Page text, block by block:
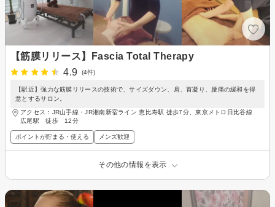
【筋膜リリース】Fascia Total Therapy
4.9
(4件)
【駅近】強力な筋膜リリースの技術で、サイズダウン、肩、首凝り、腰痛の緩和を得
意とするサロン。
アクセス：JR山手線・JR湘南新宿ライン 恵比寿駅 徒歩7分、東京メトロ日比谷線
広尾駅 徒歩 12分
ポイントが貯まる・使える メンズ歓迎
その他の情報を表示